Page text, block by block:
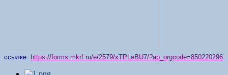
ссылке: https://forms.mkrf.ru/e/2579/xTPLeBU7/?ap_orgcode=850220296